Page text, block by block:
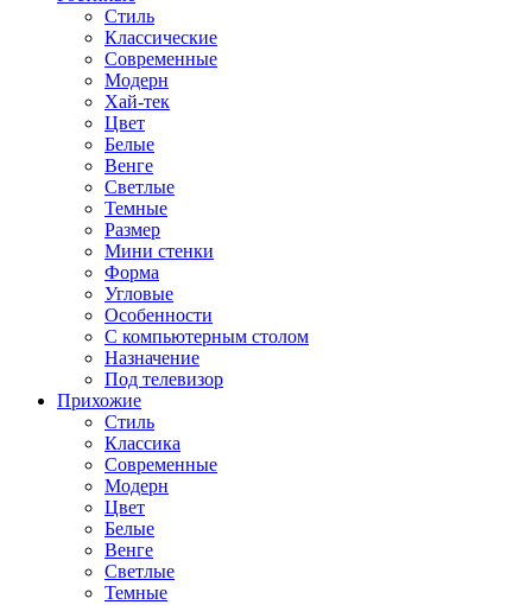
Стиль
Классические
Современные
Модерн
Хай-тек
Цвет
Белые
Венге
Светлые
Темные
Размер
Мини стенки
Форма
Угловые
Особенности
С компьютерным столом
Назначение
Под телевизор
Прихожие
Стиль
Классика
Современные
Модерн
Цвет
Белые
Венге
Светлые
Темные